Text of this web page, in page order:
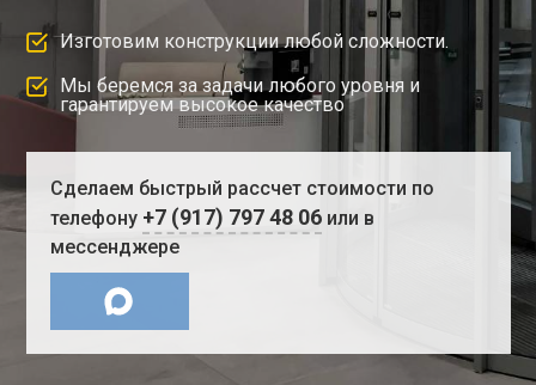
Изготовим конструкции любой сложности.
Мы беремся за задачи любого уровня и
гарантируем высокое качество
Сделаем быстрый рассчет стоимости по
телефону +7 (917) 797 48 06или в
мессенджере